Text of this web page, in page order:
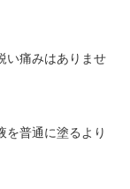
い痛みはありませ
を普通に塗るより